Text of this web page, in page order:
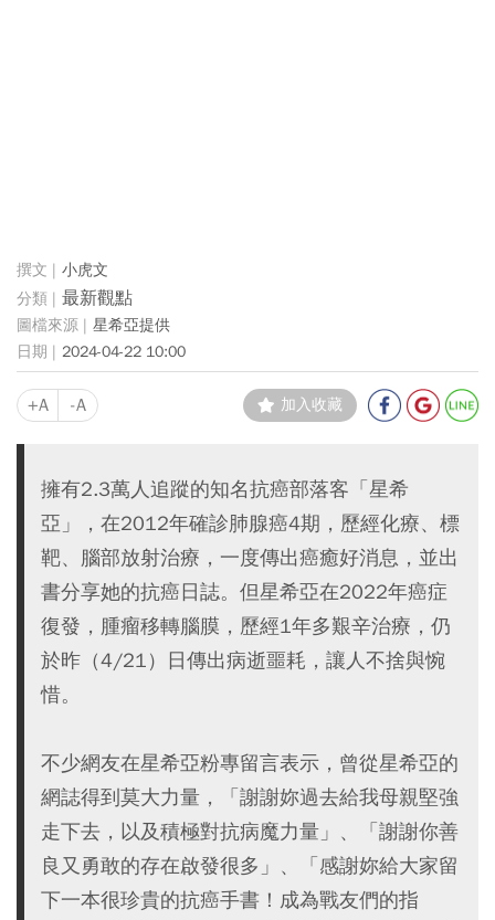
小虎文
最新觀點
星希亞提供
2024-04-22 10:00
+A -A 加入收藏
擁有2.3萬人追蹤的知名抗癌部落客「星希
亞」，在2012年確診肺腺癌4期，歷經化療、標
靶、腦部放射治療，一度傳出癌癒好消息，並出
書分享她的抗癌日誌。但星希亞在2022年癌症
復發，腫瘤移轉腦膜，歷經1年多艱辛治療，仍
於昨（4/21）日傳出病逝噩耗，讓人不捨與惋
惜。
不少網友在星希亞粉專留言表示，曾從星希亞的
網誌得到莫大力量，「謝謝妳過去給我母親堅強
走下去，以及積極對抗病魔力量」、「謝謝你善
良又勇敢的存在啟發很多」、「感謝妳給大家留
下一本很珍貴的抗癌手書！成為戰友們的指